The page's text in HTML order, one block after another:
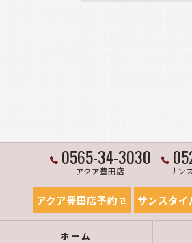
0565-34-3030
アクア豊田店 サン
アクア豊田店予約 サンスタ
ホーム